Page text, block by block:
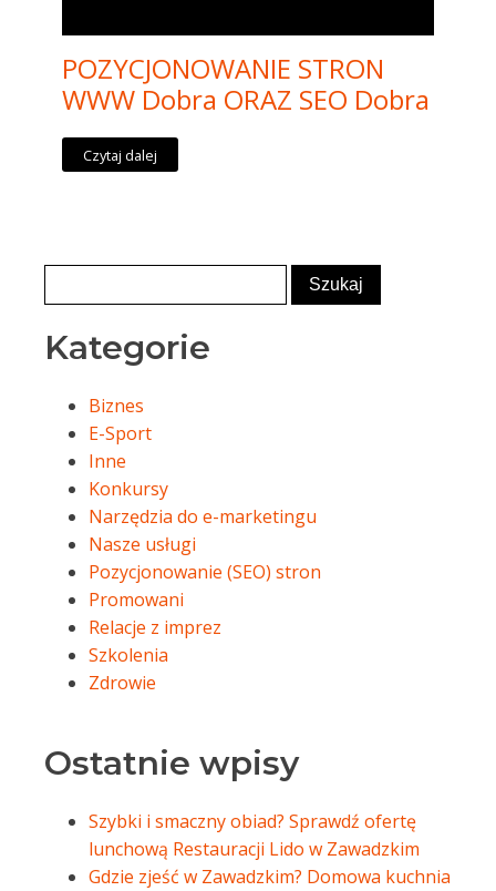
POZYCJONOWANIE STRON
WWW Dobra ORAZ SEO Dobra
Czytaj dalej
Kategorie
Biznes
E-Sport
Inne
Konkursy
Narzędzia do e-marketingu
Nasze usługi
Pozycjonowanie (SEO) stron
Promowani
Relacje z imprez
Szkolenia
Zdrowie
Ostatnie wpisy
Szybki i smaczny obiad? Sprawdź ofertę
lunchową Restauracji Lido w Zawadzkim
Gdzie zjeść w Zawadzkim? Domowa kuchnia